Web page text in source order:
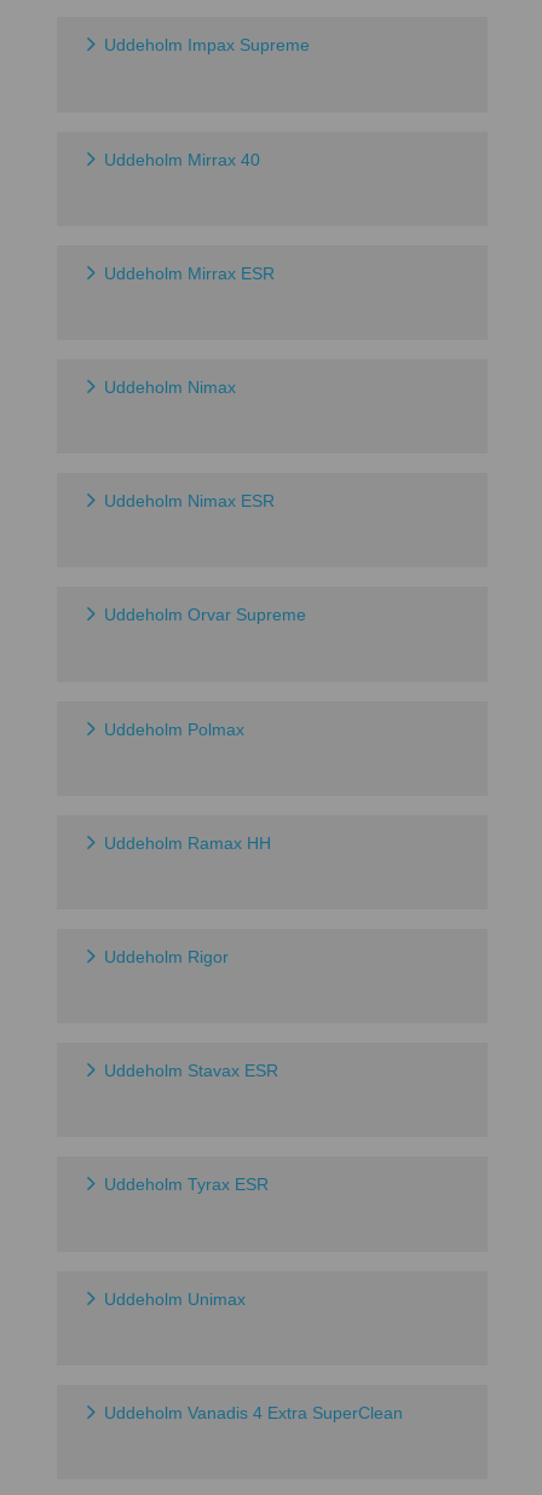
Uddeholm Impax Supreme
Uddeholm Mirrax 40
Uddeholm Mirrax ESR
Uddeholm Nimax
Uddeholm Nimax ESR
Uddeholm Orvar Supreme
Uddeholm Polmax
Uddeholm Ramax HH
Uddeholm Rigor
Uddeholm Stavax ESR
Uddeholm Tyrax ESR
Uddeholm Unimax
Uddeholm Vanadis 4 Extra SuperClean